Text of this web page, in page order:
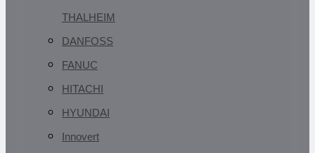
THALHEIM
DANFOSS
FANUC
HITACHI
HYUNDAI
Innovert